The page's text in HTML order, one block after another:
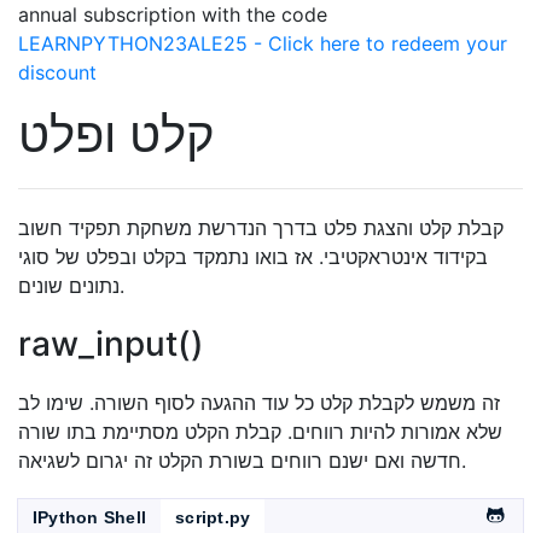
annual subscription with the code
LEARNPYTHON23ALE25 - Click here to redeem your
discount
קלט ופלט
קבלת קלט והצגת פלט בדרך הנדרשת משחקת תפקיד חשוב
בקידוד אינטראקטיבי. אז בואו נתמקד בקלט ובפלט של סוגי
נתונים שונים.
raw_input()
זה משמש לקבלת קלט כל עוד ההגעה לסוף השורה. שימו לב
שלא אמורות להיות רווחים. קבלת הקלט מסתיימת בתו שורה
חדשה ואם ישנם רווחים בשורת הקלט זה יגרום לשגיאה.
IPython Shell
script.py